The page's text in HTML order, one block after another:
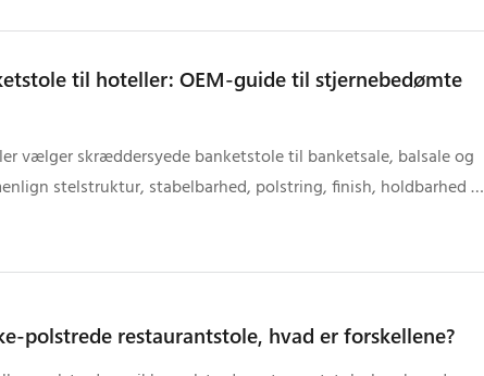
til hoteller: OEM-guide til stjernebedømte
vælger skræddersyede banketstole til banketsale, balsale og
stelstruktur, stabelbarhed, polstring, finish, holdbarhed og
polstrede restaurantstole, hvad er forskellene?